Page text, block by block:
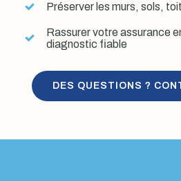
Préserver les murs, sols,
Rassurer votre assurance
diagnostic fiable
DES QUESTIONS ?